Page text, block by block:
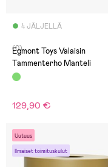
4 JÄLJELLÄ
(0)
Egmont Toys Valaisin
Tammenterho Manteli
129,90 €
Uutuus
Ilmaiset toimituskulut